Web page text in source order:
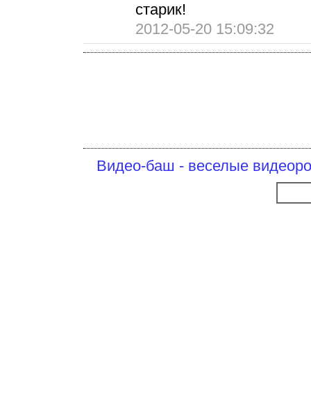
старик!
2012-05-20 15:09:32
Видео-баш - веселые